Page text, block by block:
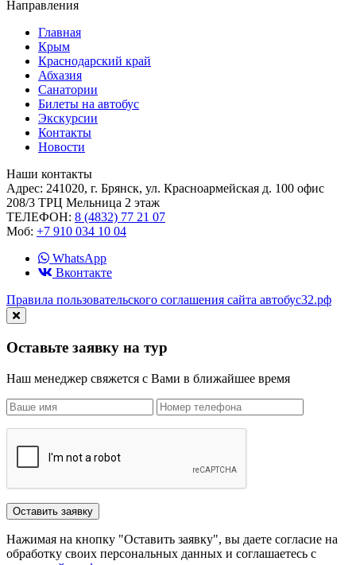
Направления
Главная
Крым
Краснодарский край
Абхазия
Санатории
Билеты на автобус
Экскурсии
Контакты
Новости
Наши контакты
Адрес: 241020, г. Брянск, ул. Красноармейская д. 100 офис
208/3 ТРЦ Мельница 2 этаж
ТЕЛЕФОН: 8 (4832) 77 21 07
Моб: +7 910 034 10 04
WhatsApp
Вконтакте
Правила пользовательского соглашения сайта автобус32.рф
Оставьте заявку на тур
Наш менеджер свяжется с Вами в ближайшее время
Нажимая на кнопку "Оставить заявку", вы даете согласие на
обработку своих персональных данных и соглашаетесь с